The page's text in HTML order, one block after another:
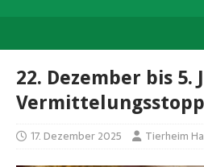
22. Dezember bis 5.
Vermittelungsstopp
17. Dezember 2025 Tierheim